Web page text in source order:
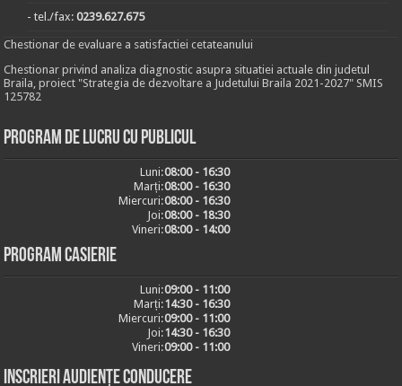
- tel./fax:0239.627.675
Chestionar de evaluare a satisfactiei cetateanului
Chestionar privind analiza diagnostic asupra situatiei actuale din judetul
Braila, proiect "Strategia de dezvoltare a Judetului Braila 2021-2027" SMIS
125782
Program de lucru cu publicul
Luni:08:00 - 16:30
Marți:08:00 - 16:30
Miercuri:08:00 - 16:30
Joi:08:00 - 18:30
Vineri:08:00 - 14:00
Program casierie
Luni:09:00 - 11:00
Marți:14:30 - 16:30
Miercuri:09:00 - 11:00
Joi:14:30 - 16:30
Vineri:09:00 - 11:00
Inscrieri audiențe conducere